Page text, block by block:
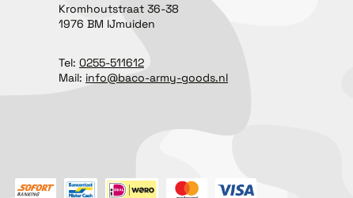
Kromhoutstraat 36-38
1976 BM IJmuiden
Tel: 0255-511612
Mail: info@baco-army-goods.nl